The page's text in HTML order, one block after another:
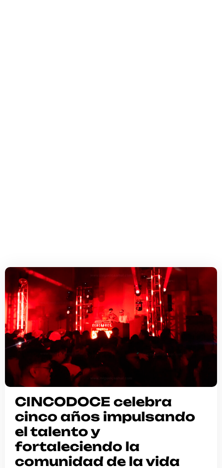
CINCODOCE celebra
cinco años impulsando
el talento y
fortaleciendo la
comunidad de la vida